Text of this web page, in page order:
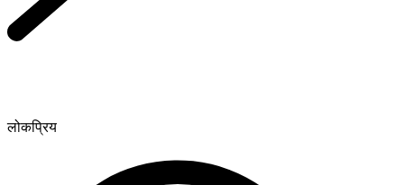
लोकप्रिय